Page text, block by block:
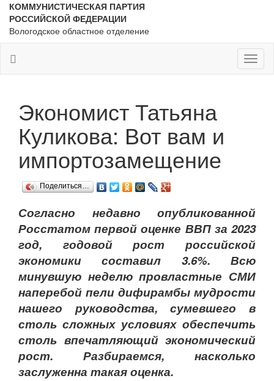
КОММУНИСТИЧЕСКАЯ ПАРТИЯ
РОССИЙСКОЙ ФЕДЕРАЦИИ
Вологодское областное отделение
Экономист Татьяна
Куликова: Вот вам и
импортозамещение
Поделиться…
Согласно недавно опубликованной
Росстатом первой оценке ВВП за 2023
год, годовой рост российской
экономики составил 3.6%. Всю
минувшую неделю провластные СМИ
наперебой пели дифирамбы мудрости
нашего руководства, сумевшего в
столь сложных условиях обеспечить
столь впечатляющий экономический
рост. Разбираемся, насколько
заслуженна такая оценка.